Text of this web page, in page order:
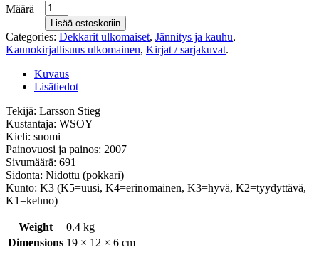
Määrä
Lisää ostoskoriin
Categories: Dekkarit ulkomaiset, Jännitys ja kauhu,
Kaunokirjallisuus ulkomainen, Kirjat / sarjakuvat.
Kuvaus
Lisätiedot
Tekijä: Larsson Stieg
Kustantaja: WSOY
Kieli: suomi
Painovuosi ja painos: 2007
Sivumäärä: 691
Sidonta: Nidottu (pokkari)
Kunto: K3 (K5=uusi, K4=erinomainen, K3=hyvä, K2=tyydyttävä,
K1=kehno)
Weight
0.4 kg
Dimensions 19 × 12 × 6 cm